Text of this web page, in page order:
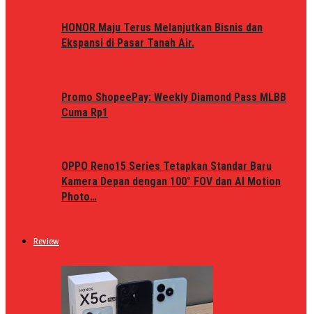
HONOR Maju Terus Melanjutkan Bisnis dan
Ekspansi di Pasar Tanah Air.
Promo ShopeePay: Weekly Diamond Pass MLBB
Cuma Rp1
OPPO Reno15 Series Tetapkan Standar Baru
Kamera Depan dengan 100° FOV dan AI Motion
Photo…
Review